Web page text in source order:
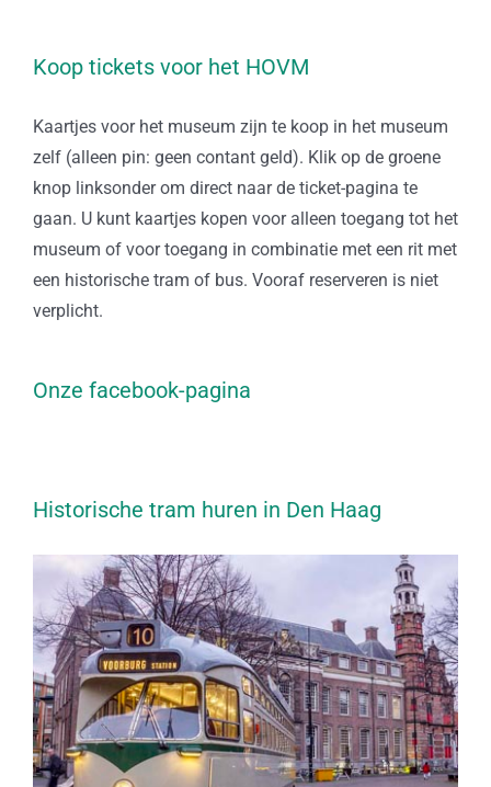
Koop tickets voor het HOVM
Kaartjes voor het museum zijn te koop in het museum
zelf (alleen pin: geen contant geld). Klik op de groene
knop linksonder om direct naar de ticket-pagina te
gaan. U kunt kaartjes kopen voor alleen toegang tot het
museum of voor toegang in combinatie met een rit met
een historische tram of bus. Vooraf reserveren is niet
verplicht.
Onze facebook-pagina
Historische tram huren in Den Haag